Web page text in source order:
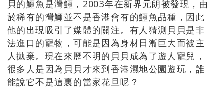
貝的鱷魚是灣鱷，2003年在新界元朗被發現，由
於稀有的灣鱷並不是香港會有的鱷魚品種，因此
他的出現吸引了媒體的關注。有人猜測貝貝是非
法進口的寵物，可能是因為身材日漸巨大而被主
人拋棄。現在來歷不明的貝貝成為了遊人寵兒，
很多人是因為貝貝才來到香港濕地公園遊玩，誰
能說它不是這裏的當家花旦呢？